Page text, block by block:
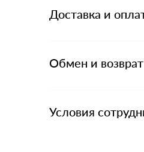
Доставка и
Обмен и возврат
Условия